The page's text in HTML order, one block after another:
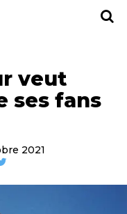
veut
ses fans
2021